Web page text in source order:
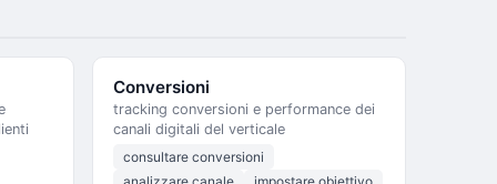
Conversioni
tracking conversioni e performance dei
canali digitali del verticale
consultare conversioni